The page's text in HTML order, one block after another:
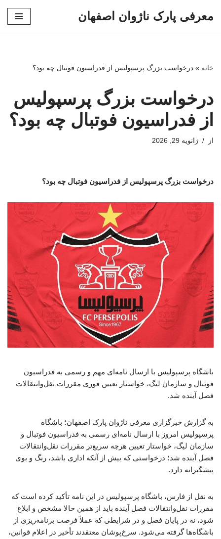
معرفی پارک ناژوان اصفهان
خانه » درخواست بزرگ پرسپولیس از فدراسیون فوتبال چه بود؟
درخواست بزرگ پرسپولیس
از فدراسیون فوتبال چه بود؟
از ژانویه 29, 2026
درخواست بزرگ پرسپولیس از فدراسیون فوتبال چه بود؟
باشگاه پرسپولیس با ارسال نامه‌ای مهم و رسمی به فدراسیون
فوتبال و سازمان لیگ، خواستار تعیین فوری مقررات نقل‌وانتقالات
فصل آینده شد.
به گزارش خبرگزاری معرفی ناژوان پارک اصفهان؛ باشگاه
پرسپولیس امروز با ارسال نامه‌ای رسمی به فدراسیون فوتبال و
سازمان لیگ، خواستار تعیین هرچه سریع‌تر مقررات نقل‌وانتقالات
فصل آینده شد؛ درخواستی که بیش از آنکه اداری باشد، رنگ و بوی
پیشگیرانه دارد.
به نقل از فارس، باشگاه پرسپولیس در این نامه تأکید کرده است که
مقررات نقل‌وانتقالات فصل آینده باید از همین حالا مشخص و ابلاغ
شود، نه در پایان فصل و در شرایطی که عملاً فرصت برنامه‌ریزی از
باشگاه‌ها گرفته می‌شود. سرخ‌پوشان معتقدند تأخیر در اعلام قوانین،